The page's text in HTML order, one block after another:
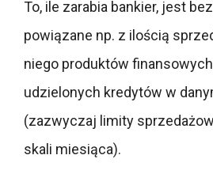
To, ile zarabia bankier, jest
powiązane np. z ilością
niego produktów
udzielonych kredytów w
(zazwyczaj limity
skali miesiąca).